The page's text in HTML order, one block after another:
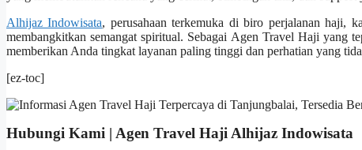
Alhijaz Indowisata, perusahaan terkemuka di biro perjalanan haji,
membangkitkan semangat spiritual. Sebagai Agen Travel Haji yang
memberikan Anda tingkat layanan paling tinggi dan perhatian yang
[ez-toc]
Hubungi Kami | Agen Travel Haji Alhijaz Indowisata